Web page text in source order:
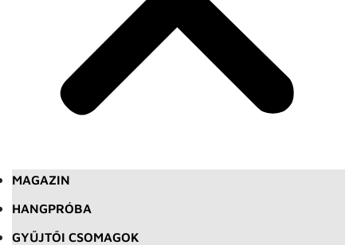
MAGAZIN
HANGPRÓBA
GYŰJTŐI CSOMAGOK